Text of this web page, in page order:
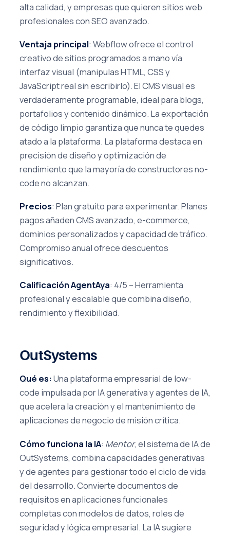
alta calidad, y empresas que quieren sitios web
profesionales con SEO avanzado.
Ventaja principal: Webflow ofrece el control
creativo de sitios programados a mano vía
interfaz visual (manipulas HTML, CSS y
JavaScript real sin escribirlo). El CMS visual es
verdaderamente programable, ideal para blogs,
portafolios y contenido dinámico. La exportación
de código limpio garantiza que nunca te quedes
atado a la plataforma. La plataforma destaca en
precisión de diseño y optimización de
rendimiento que la mayoría de constructores no-
code no alcanzan.
Precios: Plan gratuito para experimentar. Planes
pagos añaden CMS avanzado, e-commerce,
dominios personalizados y capacidad de tráfico.
Compromiso anual ofrece descuentos
significativos.
Calificación AgentAya: 4/5 – Herramienta
profesional y escalable que combina diseño,
rendimiento y flexibilidad.
OutSystems
Qué es:Una plataforma empresarial de low-
code impulsada por IA generativa y agentes de IA,
que acelera la creación y el mantenimiento de
aplicaciones de negocio de misión crítica.
Cómo funciona la IA: Mentor, el sistema de IA de
OutSystems, combina capacidades generativas
y de agentes para gestionar todo el ciclo de vida
del desarrollo. Convierte documentos de
requisitos en aplicaciones funcionales
completas con modelos de datos, roles de
seguridad y lógica empresarial. La IA sugiere